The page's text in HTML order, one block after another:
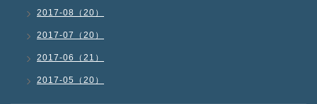
2017-08（20）
2017-07（20）
2017-06（21）
2017-05（20）